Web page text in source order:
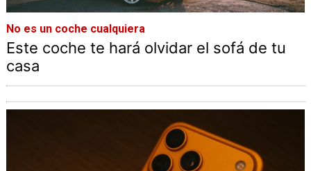
No es un coche cualquiera
Este coche te hará olvidar el sofá de tu
casa